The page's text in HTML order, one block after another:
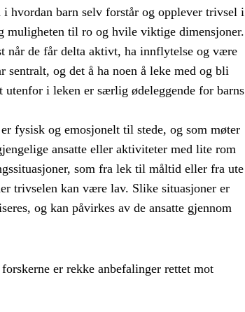
hvordan barn selv forstår og opplever trivsel i
muligheten til ro og hvile viktige dimensjoner.
når de får delta aktivt, ha innflytelse og være
sentralt, og det å ha noen å leke med og bli
i leken er særlig ødeleggende for barns
fysisk og emosjonelt til stede, og som møter
ansatte eller aktiviteter med lite rom
som fra lek til måltid eller fra ute
trivselen kan være lav. Slike situasjoner er
og kan påvirkes av de ansatte gjennom
er rekke anbefalinger rettet mot